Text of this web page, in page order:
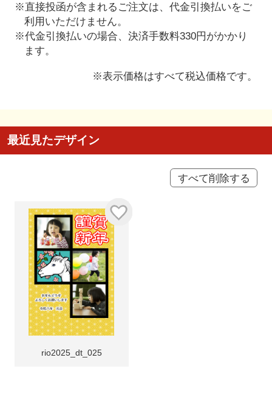
※直接投函が含まれるご注文は、代金引換払いをご
利用いただけません。
※代金引換払いの場合、決済手数料330円がかかり
ます。
※表示価格はすべて税込価格です。
最近見たデザイン
すべて削除する
rio2025_dt_025